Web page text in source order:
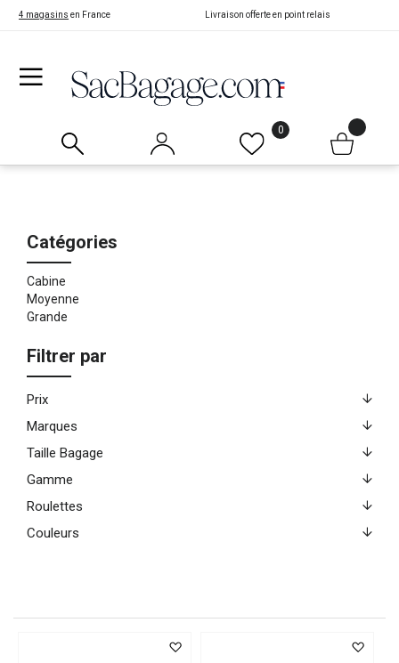
4 magasins en France Livraison offerte en point relais
0
Catégories
Cabine
Moyenne
Grande
Filtrer par
Prix
Marques
Taille Bagage
Gamme
Roulettes
Couleurs